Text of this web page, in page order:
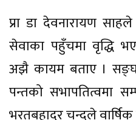
प्रा डा देवनारायण
सेवाका पहुँचमा वृद्धि
अझै कायम बताए ।
पन्तको सभापतित्वमा
भरतबहादुर चन्दले